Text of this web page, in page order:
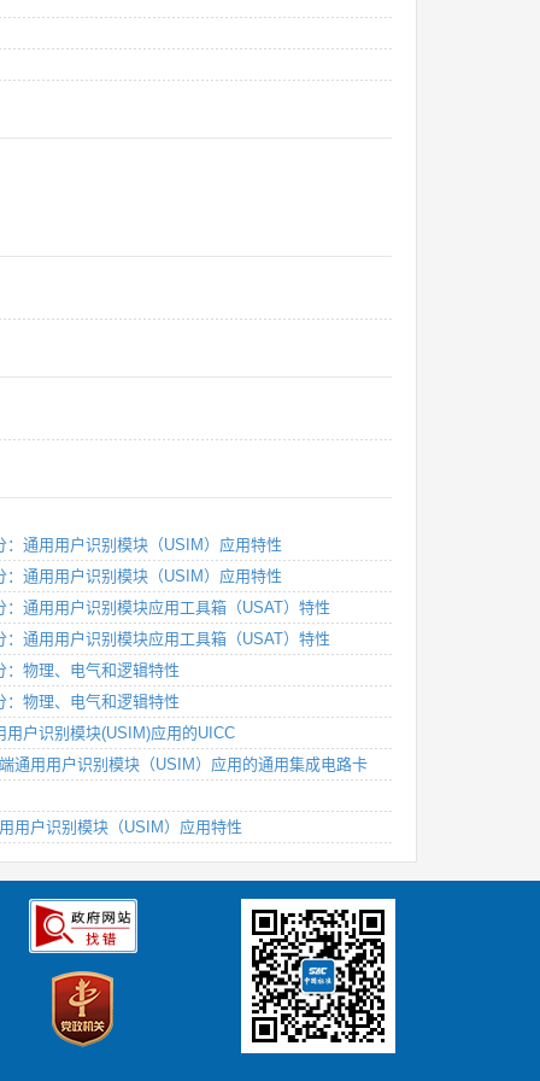
通用用户识别模块（USIM）应用特性
通用用户识别模块（USIM）应用特性
通用用户识别模块应用工具箱（USAT）特性
通用用户识别模块应用工具箱（USAT）特性
物理、电气和逻辑特性
物理、电气和逻辑特性
户识别模块(USIM)应用的UICC
通用用户识别模块（USIM）应用的通用集成电路卡
用户识别模块（USIM）应用特性